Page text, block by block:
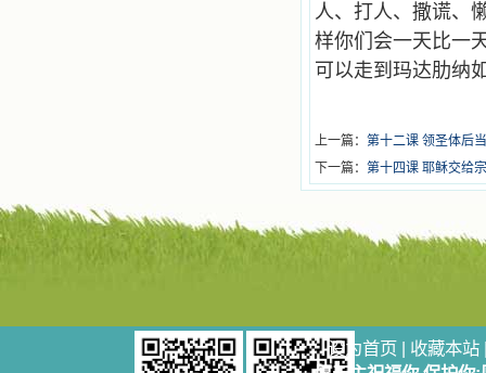
人、打人、撒谎、
样你们会一天比一
可以走到玛达肋纳
上一篇： 第十二课 领圣体后
下一篇： 第十四课 耶稣交给
设为首页 | 收藏本站